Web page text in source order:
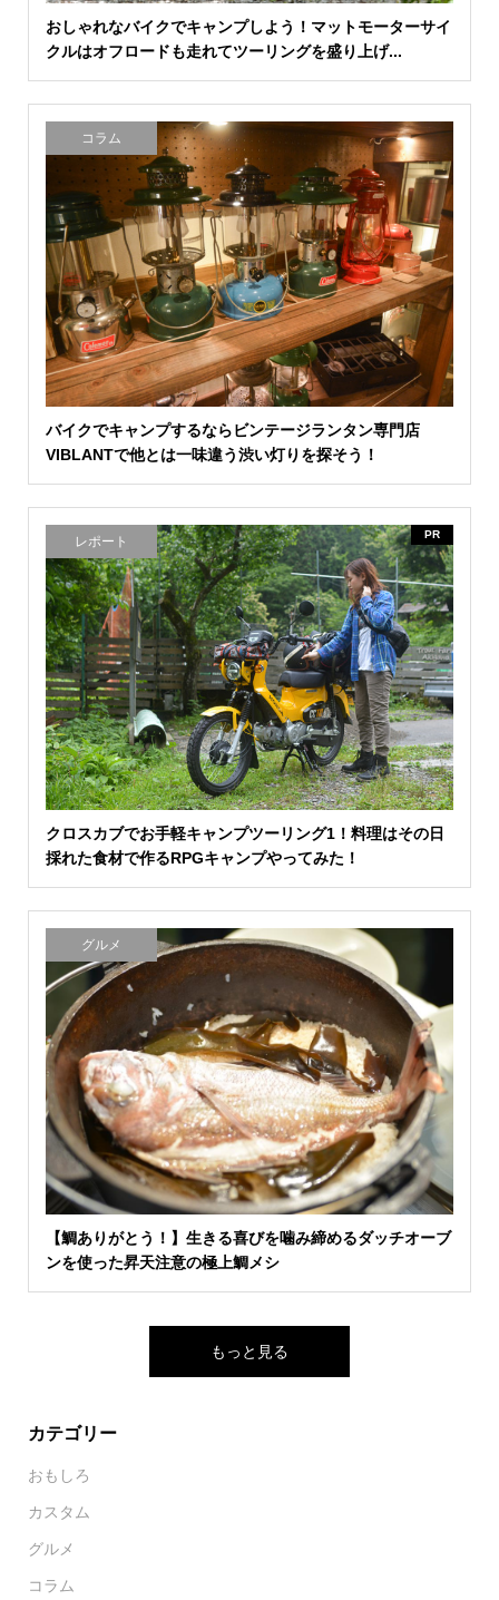
おしゃれなバイクでキャンプしよう！マットモーターサイ
クルはオフロードも走れてツーリングを盛り上げ...
コラム
バイクでキャンプするならビンテージランタン専門店
VIBLANTで他とは一味違う渋い灯りを探そう！
レポート PR
クロスカブでお手軽キャンプツーリング1！料理はその日
採れた食材で作るRPGキャンプやってみた！
グルメ
【鯛ありがとう！】生きる喜びを噛み締めるダッチオーブ
ンを使った昇天注意の極上鯛メシ
もっと見る
カテゴリー
おもしろ
カスタム
グルメ
コラム